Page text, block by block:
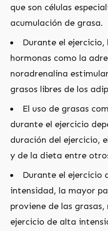
que son células
acumulación de grasa.
Durante el
hormonas como la
noradrenalina
grasos libres de los
El uso de grasas
durante el ejercicio
duración del ejercicio,
y de la dieta entre
Durante el ejercicio
intensidad, la mayor
proviene de las
ejercicio de alta